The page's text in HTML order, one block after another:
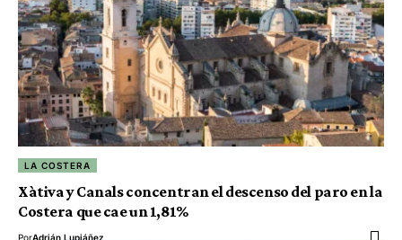
LA COSTERA
Xàtiva y Canals concentran el descenso del paro en la
Costera que cae un 1,81%
PorAdrián Lupiáñez